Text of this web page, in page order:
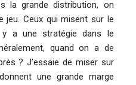
la grande distribution, on
jeu. Ceux qui misent sur le
y a une stratégie dans le
quand on a de
? J’essaie de miser sur
une grande marge